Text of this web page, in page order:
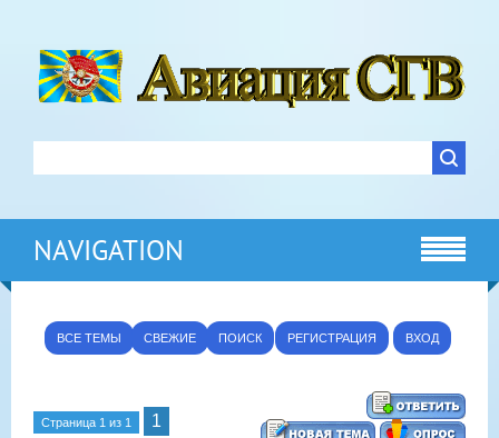
NAVIGATION
ВСЕ ТЕМЫ СВЕЖИЕ ПОИСК РЕГИСТРАЦИЯ ВХОД
Страница 1 из 1 1